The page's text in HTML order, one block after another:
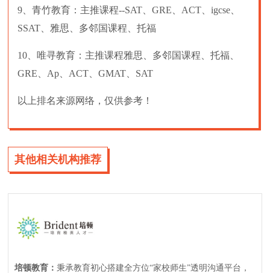
9、青竹教育：主推课程--SAT、GRE、ACT、igcse、
SSAT、雅思、多邻国课程、托福
10、唯寻教育：主推课程雅思、多邻国课程、托福、
GRE、Ap、ACT、GMAT、SAT
以上排名来源网络，仅供参考！
其他相关机构推荐
培顿教育：秉承教育初心搭建全方位“家校师生”透明沟通平台，